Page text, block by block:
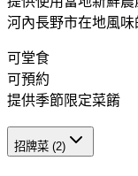
河內長野市在地風
可堂食
可預約
提供季節限定菜餚
招牌菜 (2)